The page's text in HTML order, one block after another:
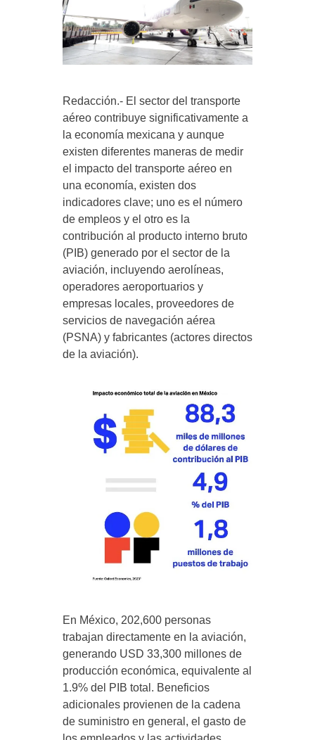
Redacción.- El sector del transporte
aéreo contribuye significativamente a
la economía mexicana y aunque
existen diferentes maneras de medir
el impacto del transporte aéreo en
una economía, existen dos
indicadores clave; uno es el número
de empleos y el otro es la
contribución al producto interno bruto
(PIB) generado por el sector de la
aviación, incluyendo aerolíneas,
operadores aeroportuarios y
empresas locales, proveedores de
servicios de navegación aérea
(PSNA) y fabricantes (actores directos
de la aviación).
En México, 202,600 personas
trabajan directamente en la aviación,
generando USD 33,300 millones de
producción económica, equivalente al
1.9% del PIB total. Beneficios
adicionales provienen de la cadena
de suministro en general, el gasto de